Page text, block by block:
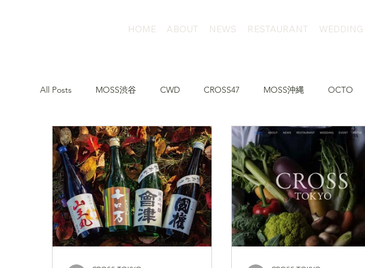
HOME ABOUT NEWS RESTAURANT WEDDING
All Posts MOSS渋谷 CWD CROSS47 MOSS沖縄 OCTO